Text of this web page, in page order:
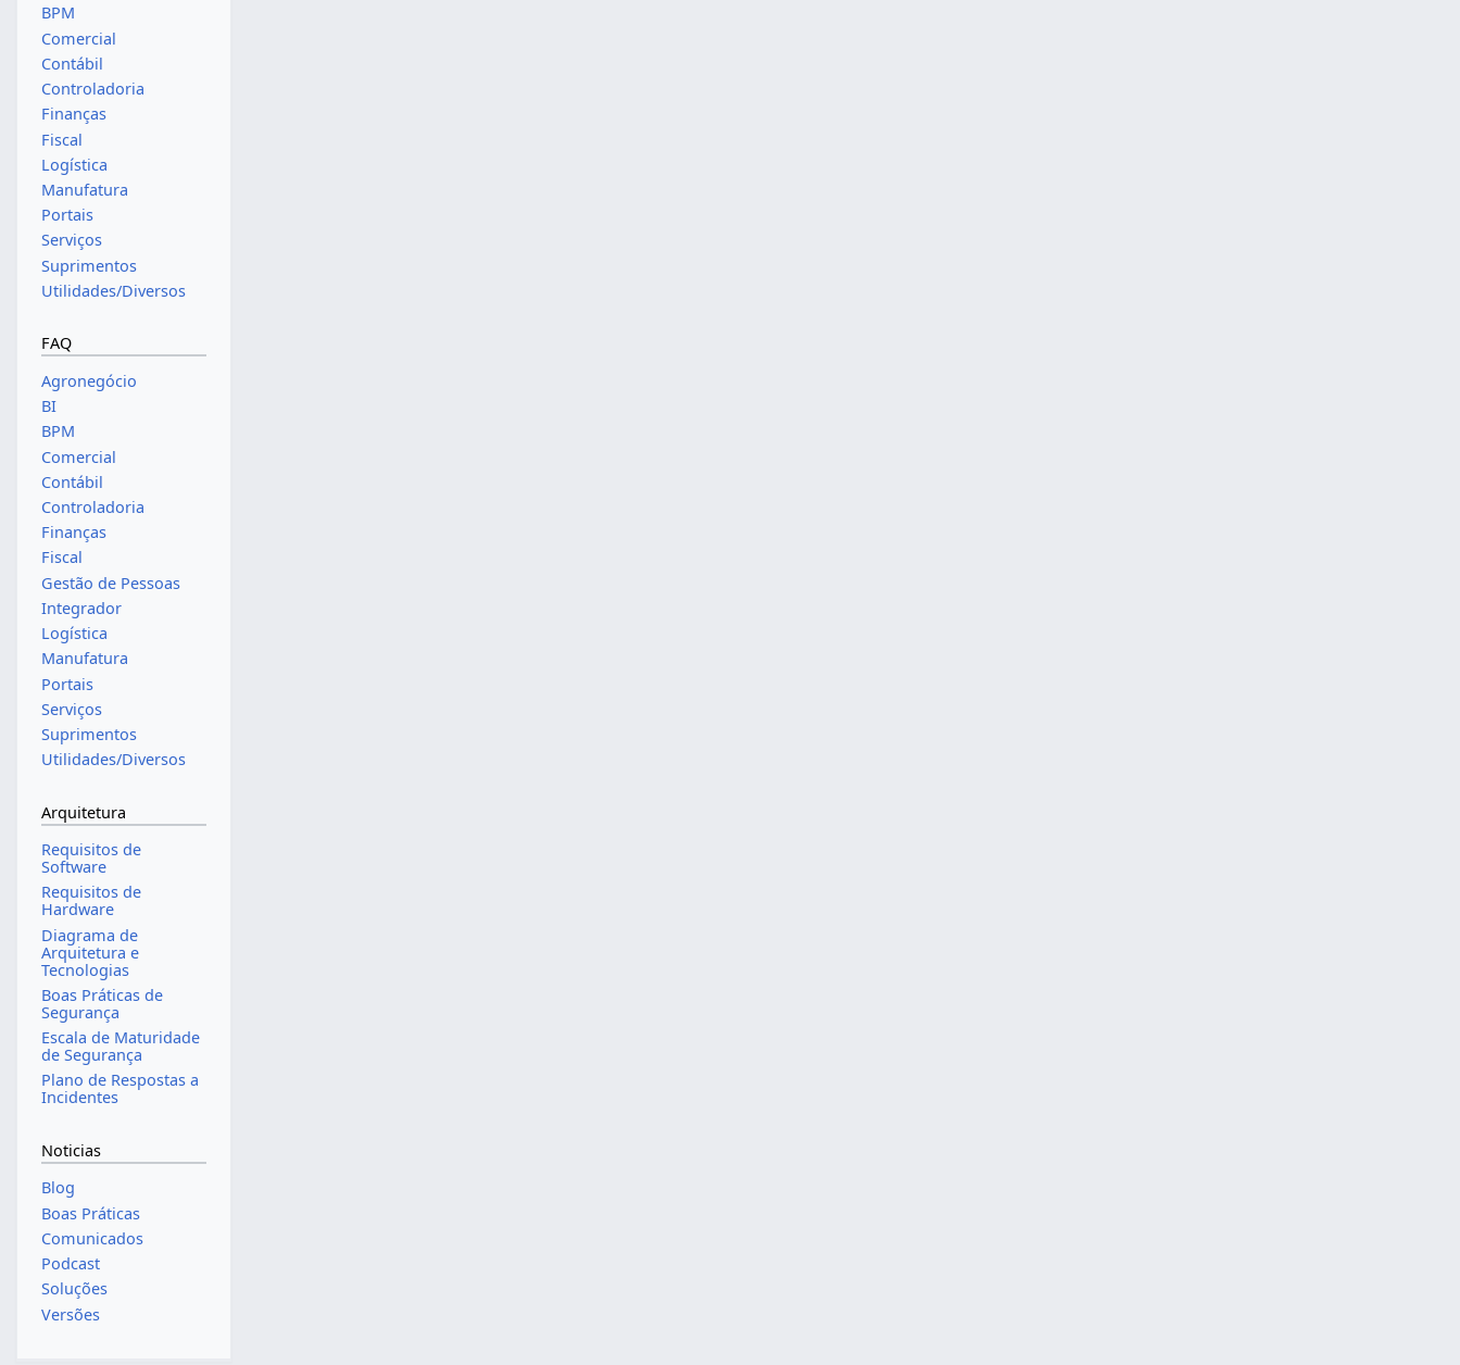
BPM
Comercial
Contábil
Controladoria
Finanças
Fiscal
Logística
Manufatura
Portais
Serviços
Suprimentos
Utilidades/Diversos
FAQ
Agronegócio
BI
BPM
Comercial
Contábil
Controladoria
Finanças
Fiscal
Gestão de Pessoas
Integrador
Logística
Manufatura
Portais
Serviços
Suprimentos
Utilidades/Diversos
Arquitetura
Requisitos de
Software
Requisitos de
Hardware
Diagrama de
Arquitetura e
Tecnologias
Boas Práticas de
Segurança
Escala de Maturidade
de Segurança
Plano de Respostas a
Incidentes
Noticias
Blog
Boas Práticas
Comunicados
Podcast
Soluções
Versões